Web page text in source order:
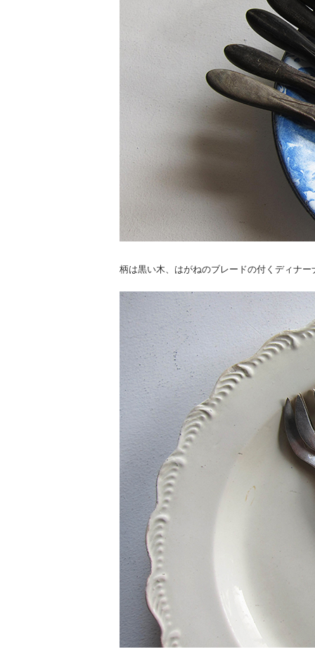
柄は黒い木、はがねのブレードの付くディナー